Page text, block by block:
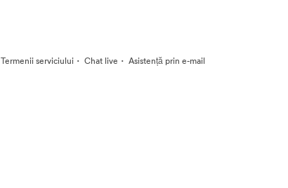
Termenii serviciului · Chat live · Asistență prin e-mail